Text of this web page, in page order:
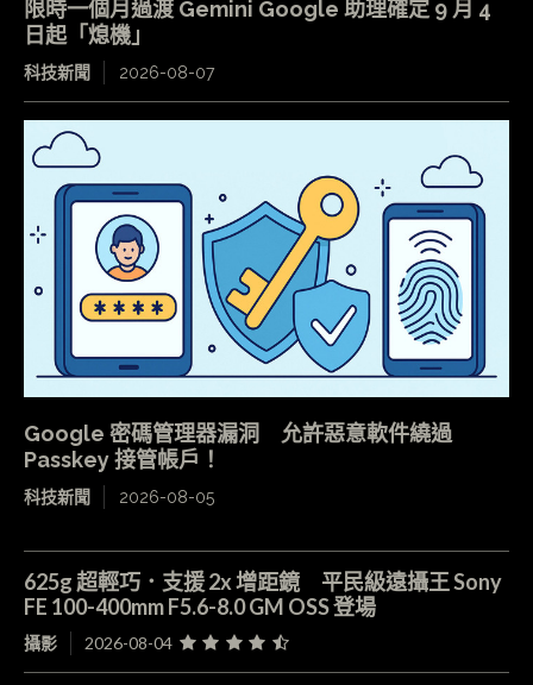
限時一個月過渡 Gemini Google 助理確定 9 月 4
日起「熄機」
科技新聞 2026-08-07
Google 密碼管理器漏洞 允許惡意軟件繞過
Passkey 接管帳戶！
科技新聞 2026-08-05
625g 超輕巧．支援 2x 增距鏡 平民級遠攝王 Sony
FE 100-400mm F5.6-8.0 GM OSS 登場
攝影 2026-08-04